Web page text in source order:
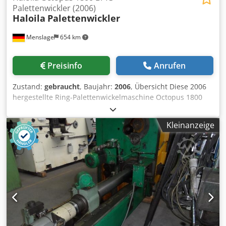
Menslage 654 km
Palettenwickler (2006)
Haloila Palettenwickler
Preisinfo Anrufen
Zustand: gebraucht, Baujahr: 2006, Übersicht Diese 2006
hergestellte Ring-Palettenwickelmaschine Octopus 1800
BFTS ist für das automatische Umwickeln von palettierten
Gütern mit Stretchfolie ausgelegt. Die Maschine ist als
Ringwickelsystem aufgebaut, bei dem sich der
Folienwagen um die palettierte Ladung dreht, während die
Palette auf integrierten Rollenbahnen durch die Maschine
transportiert wird. Das System eignet sich für die
Palettenverpackung mit hoher Kapazität am Ende von
Getränke- und Verpackungslinien. Es ist in einem
vollständig geschlossenen Sicherheitsbereich mit
Stahlgitterabtrennung, Zugangstür, Bedienfeld und Not-
Aus-Schalter installiert. Die Maschine wurde in einem
Kleinanzeige